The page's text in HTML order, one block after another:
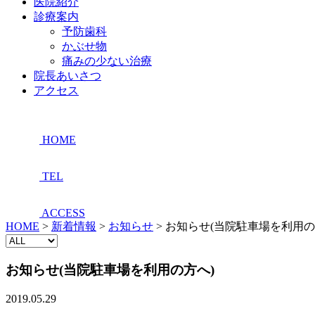
診療案内
予防歯科
かぶせ物
痛みの少ない治療
院長あいさつ
アクセス
HOME
TEL
ACCESS
HOME > 新着情報 > お知らせ > お知らせ(当院駐車場を利用
お知らせ(当院駐車場を利用の方へ)
2019.05.29